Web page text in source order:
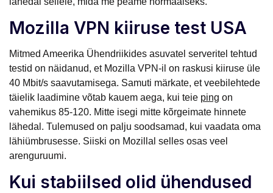
Mozilla VPN kiiruse test USA
Mitmed Ameerika Ühendriikides asuvatel serveritel tehtud
testid on näidanud, et Mozilla VPN-il on raskusi kiiruse üle
40 Mbit/s saavutamisega. Samuti märkate, et veebilehtede
täielik laadimine võtab kauem aega, kui teie ping on
vahemikus 85-120. Mitte isegi mitte kõrgeimate hinnete
lähedal. Tulemused on palju soodsamad, kui vaadata oma
lähiümbrusesse. Siiski on Mozillal selles osas veel
arenguruumi.
Kui stabiilsed olid ühendused